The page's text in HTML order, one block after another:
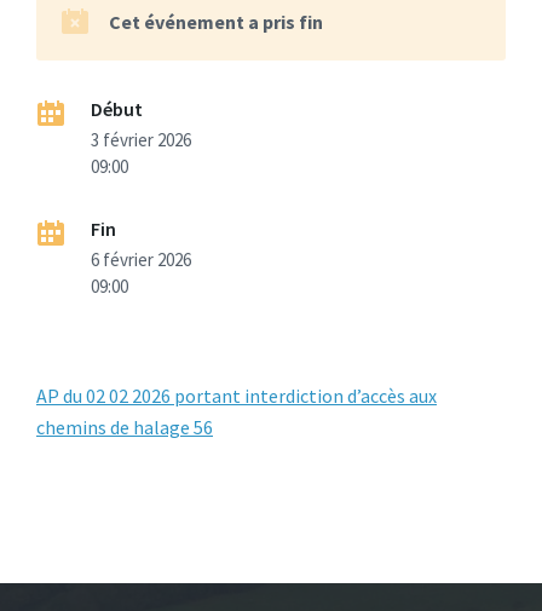
Cet événement a pris fin
Début
3 février 2026
09:00
Fin
6 février 2026
09:00
AP du 02 02 2026 portant interdiction d’accès aux
chemins de halage 56